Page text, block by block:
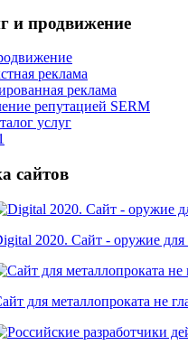
и продвижение
реклама
реклама
репутацией SERM
услуг
сайтов
2020. Сайт - оружие
для металлопроката не